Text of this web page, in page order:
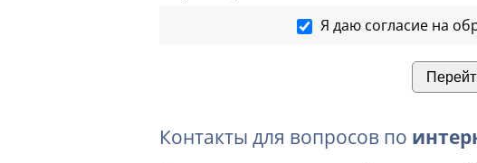
Я даю согласие на
Контакты для вопросов по